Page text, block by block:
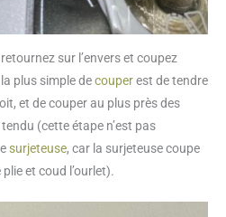
sur l’envers et coupez
plus simple decouperest de tendre
et de couper au plus près des
(cette étape n’est pas
surjeteuse, car la surjeteuse coupe
et coud l’ourlet).